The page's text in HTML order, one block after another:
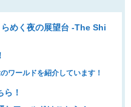
めく夜の展望台 -The Shi
ワールドを紹介しています！
ら！